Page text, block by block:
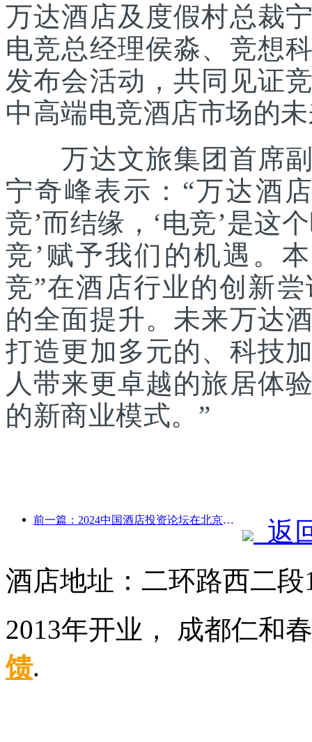
万达酒店及度假村总裁
电竞总经理侯淼、竞想
发布会活动，共同见证
中高端电竞酒店市场的
万达文旅集团首席副
宁奇峰表示：“万达酒
竞’而结缘，‘电竞’是这
竞’赋予我们的机遇。
竞”在酒店行业的创新
的全面提升。未来万达
打造更加多元的、科技
人带来更卓越的旅居体
的新商业模式。”
前一篇：2024中国酒店投资论坛在北京成功举办
返
酒店地址：二环路西二
2013年开业， 成都仁
馈.